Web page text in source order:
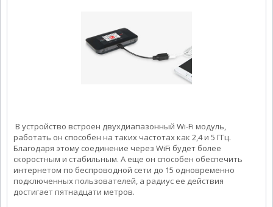
В устройство встроен двухдиапазонный Wi-Fi модуль,
работать он способен на таких частотах как 2,4 и 5 ГГц.
Благодаря этому соединение через WiFi будет более
скоростным и стабильным. А еще он способен обеспечить
интернетом по беспроводной сети до 15 одновременно
подключенных пользователей, а радиус ее действия
достигает пятнадцати метров.